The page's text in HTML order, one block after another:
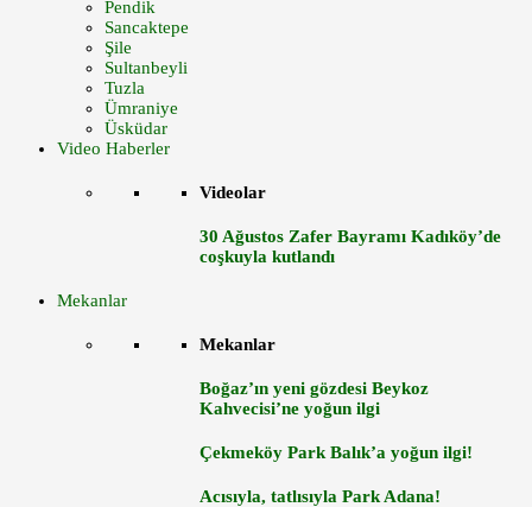
Pendik
Sancaktepe
Şile
Sultanbeyli
Tuzla
Ümraniye
Üsküdar
Video Haberler
Videolar
30 Ağustos Zafer Bayramı Kadıköy’de
coşkuyla kutlandı
Mekanlar
Mekanlar
Boğaz’ın yeni gözdesi Beykoz
Kahvecisi’ne yoğun ilgi
Çekmeköy Park Balık’a yoğun ilgi!
Acısıyla, tatlısıyla Park Adana!